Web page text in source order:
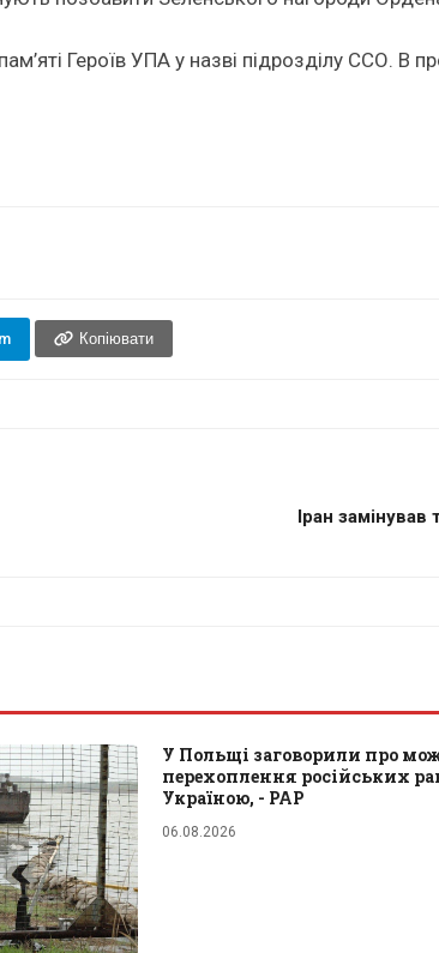
Героїв УПА у назві підрозділу ССО. В
Копіювати
Іран
У Польщі заговорили про
перехоплення російських
Україною, - PAP
06.08.2026